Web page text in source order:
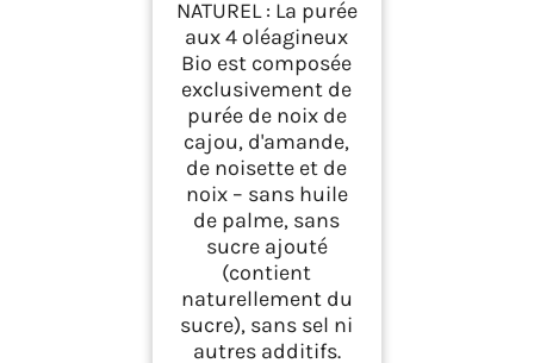
NATUREL : La purée
aux 4 oléagineux
Bio est composée
exclusivement de
purée de noix de
cajou, d'amande,
de noisette et de
noix – sans huile
de palme, sans
sucre ajouté
(contient
naturellement du
sucre), sans sel ni
autres additifs.